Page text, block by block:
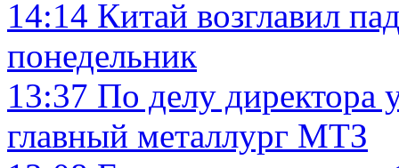
14:14 Китай возглавил
понедельник
13:37 По делу директора
главный металлург МТЗ